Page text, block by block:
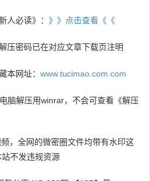
人必读》： 》》点击查看《《
压密码已在对应文章下载页注明
本网址： www.tucimao.com.com
脑解压用winrar，不会可查看《解压
，全网的微密圈文件均带有水印这
不发违规资源